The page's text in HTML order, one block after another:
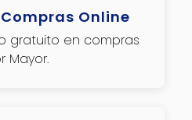
Online
gratuito en compras
Mayor.